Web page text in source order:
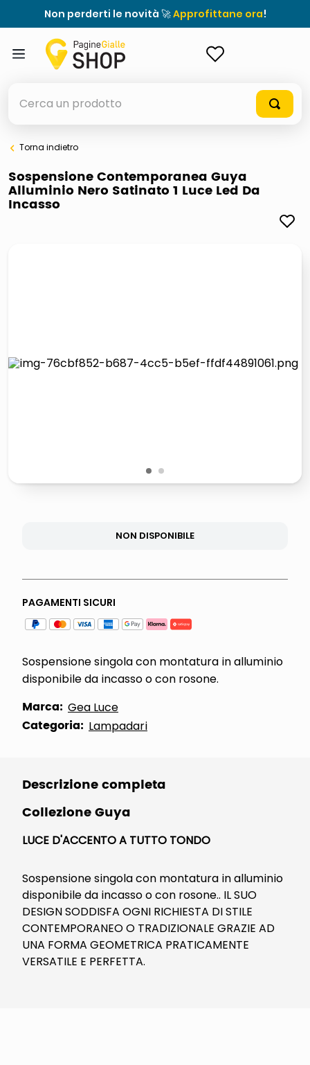
Non perderti le novità 🚀Approfittane ora!
elenchi telefonici
meme
pattumiera raccolta differenziata
Torna indietro
Sospensione Contemporanea Guya
Alluminio Nero Satinato 1 Luce Led Da
Incasso
1 2
NON DISPONIBILE
PAGAMENTI SICURI
Sospensione singola con montatura in alluminio
disponibile da incasso o con rosone.
Marca: Gea Luce
Categoria: Lampadari
Descrizione completa
Collezione Guya
LUCE D'ACCENTO A TUTTO TONDO
Sospensione singola con montatura in alluminio
disponibile da incasso o con rosone.. IL SUO
DESIGN SODDISFA OGNI RICHIESTA DI STILE
CONTEMPORANEO O TRADIZIONALE GRAZIE AD
UNA FORMA GEOMETRICA PRATICAMENTE
VERSATILE E PERFETTA.